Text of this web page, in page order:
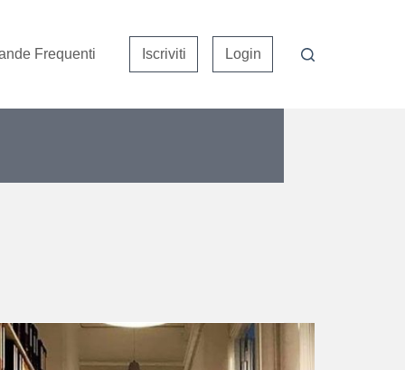
Frequenti Iscriviti Login